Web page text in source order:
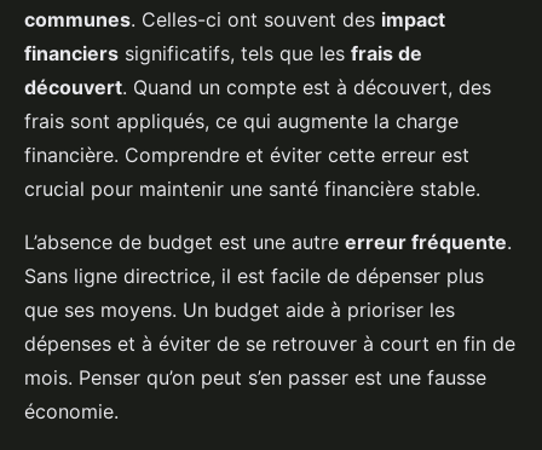
communes. Celles-ci ont souvent des impact
financiers significatifs, tels que les frais de
découvert. Quand un compte est à découvert, des
frais sont appliqués, ce qui augmente la charge
financière. Comprendre et éviter cette erreur est
crucial pour maintenir une santé financière stable.
L’absence de budget est une autre erreur fréquente.
Sans ligne directrice, il est facile de dépenser plus
que ses moyens. Un budget aide à prioriser les
dépenses et à éviter de se retrouver à court en fin de
mois. Penser qu’on peut s’en passer est une fausse
économie.